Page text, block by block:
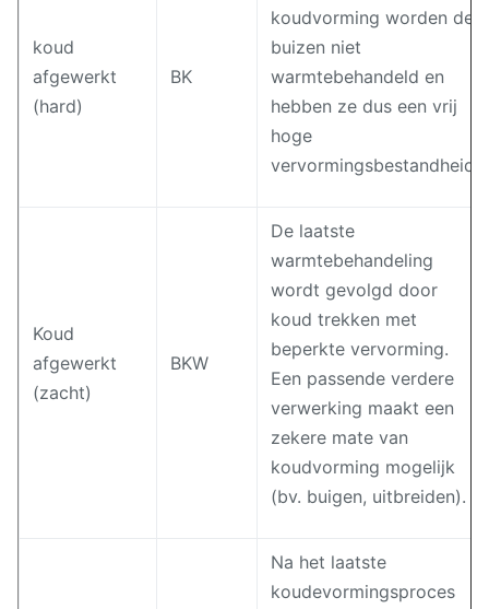
koud
afgewerkt
(hard)
BK
koudvorming worden de
buizen niet
warmtebehandeld en
hebben ze dus een vrij
hoge
vervormingsbestandheid.
Koud
afgewerkt
(zacht)
BKW
De laatste
warmtebehandeling
wordt gevolgd door
koud trekken met
beperkte vervorming.
Een passende verdere
verwerking maakt een
zekere mate van
koudvorming mogelijk
(bv. buigen, uitbreiden).
Na het laatste
koudevormingsproces